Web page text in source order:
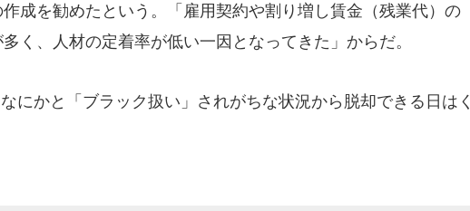
成を勧めたという。「雇用契約や割り増し賃金（残業代）の
く、人材の定着率が低い一因となってきた」からだ。
にかと「ブラック扱い」されがちな状況から脱却できる日はく